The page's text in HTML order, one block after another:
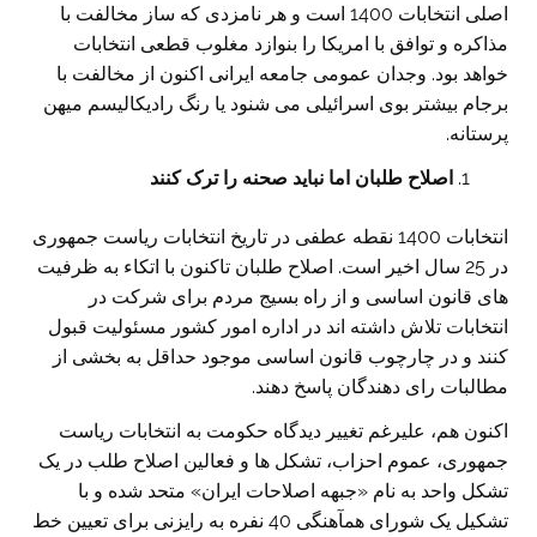
اصلی انتخابات 1400 است و هر نامزدی که ساز مخالفت با
مذاکره و توافق با امریکا را بنوازد مغلوب قطعی انتخابات
خواهد بود. وجدان عمومی جامعه ایرانی اکنون از مخالفت با
برجام بیشتر بوی اسرائیلی می شنود یا رنگ رادیکالیسم میهن
پرستانه.
اصلاح طلبان اما نباید صحنه را ترک کنند
انتخابات 1400 نقطه عطفی در تاریخ انتخابات ریاست جمهوری
در 25 سال اخیر است. اصلاح طلبان تاکنون با اتکاء به ظرفیت
های قانون اساسی و از راه بسیج مردم برای شرکت در
انتخابات تلاش داشته اند در اداره امور کشور مسئولیت قبول
کنند و در چارچوب قانون اساسی موجود حداقل به بخشی از
مطالبات رای دهندگان پاسخ دهند.
اکنون هم، علیرغم تغییر دیدگاه حکومت به انتخابات ریاست
جمهوری، عموم احزاب، تشکل ها و فعالین اصلاح طلب در یک
تشکل واحد به نام «جبهه اصلاحات ایران» متحد شده و با
تشکیل یک شورای همآهنگی 40 نفره به رایزنی برای تعیین خط